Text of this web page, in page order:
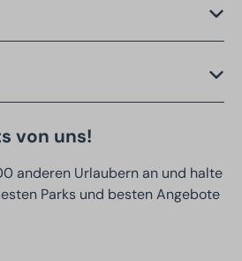
von uns!
anderen Urlaubern an und halte
Parks und besten Angebote